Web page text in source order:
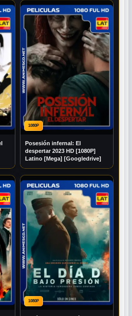
1080P
Posesión infernal: El
despertar 2023 HD [1080P]
Latino [Mega] [Googledrive]
1080P